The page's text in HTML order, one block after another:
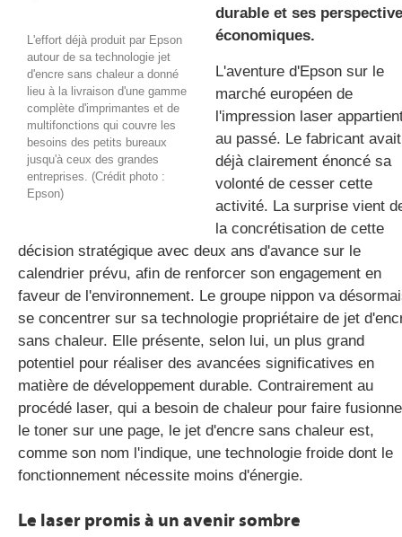
L'effort déjà produit par Epson
autour de sa technologie jet
d'encre sans chaleur a donné
lieu à la livraison d'une gamme
complète d'imprimantes et de
multifonctions qui couvre les
besoins des petits bureaux
jusqu'à ceux des grandes
entreprises. (Crédit photo :
Epson)
durable et ses
économiques.
L'aventure d'Epson sur le
marché européen de
l'impression laser
au passé. Le fabricant avait
déjà clairement énoncé sa
volonté de cesser cette
activité. La surprise vient
la concrétisation de cette
décision stratégique avec deux ans d'avance sur le
calendrier prévu, afin de renforcer son engagement en
faveur de l'environnement. Le groupe nippon va
se concentrer sur sa technologie propriétaire de jet
sans chaleur. Elle présente, selon lui, un plus grand
potentiel pour réaliser des avancées significatives en
matière de développement durable. Contrairement au
procédé laser, qui a besoin de chaleur pour faire
le toner sur une page, le jet d'encre sans chaleur est,
comme son nom l'indique, une technologie froide dont le
fonctionnement nécessite moins d'énergie.
Le laser promis à un avenir sombre